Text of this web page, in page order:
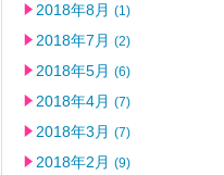
2018年8月 (1)
2018年7月 (2)
2018年5月 (6)
2018年4月 (7)
2018年3月 (7)
2018年2月 (9)